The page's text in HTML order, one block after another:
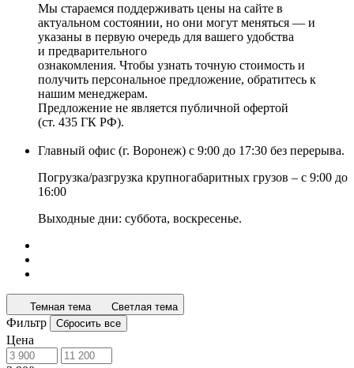
Мы стараемся поддерживать цены на сайте в
актуальном состоянии, но они могут меняться — и
указаны в первую очередь для вашего удобства
и предварительного
ознакомления. Чтобы узнать точную стоимость и
получить персональное предложение, обратитесь к
нашим менеджерам.
Предложение не является публичной офертой
(ст. 435 ГК РФ).
Главный офис (г. Воронеж) с 9:00 до 17:30 без перерыва.
Погрузка/разгрузка крупногабаритных грузов – с 9:00 до
16:00
Выходные дни: суббота, воскресенье.
Темная тема Светлая тема
Фильтр Сбросить все
Цена